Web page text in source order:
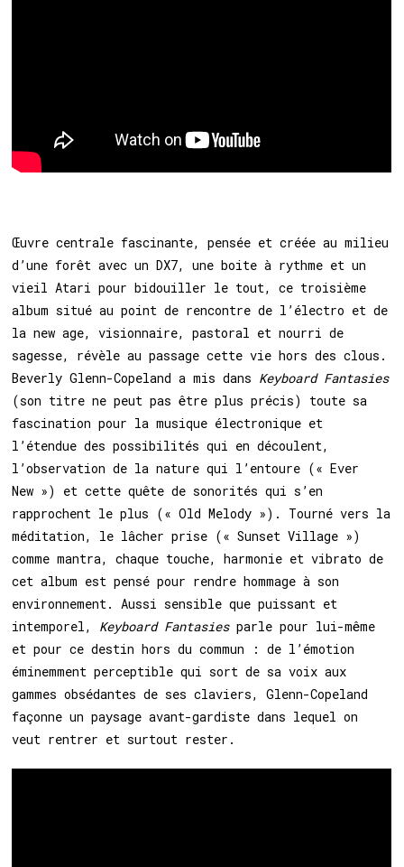
Œuvre centrale fascinante, pensée et créée au milieu
d’une forêt avec un DX7, une boite à rythme et un
vieil Atari pour bidouiller le tout, ce troisième
album situé au point de rencontre de l’électro et de
la new age, visionnaire, pastoral et nourri de
sagesse, révèle au passage cette vie hors des clous.
Beverly Glenn-Copeland a mis dans Keyboard Fantasies
(son titre ne peut pas être plus précis) toute sa
fascination pour la musique électronique et
l’étendue des possibilités qui en découlent,
l’observation de la nature qui l’entoure (« Ever
New ») et cette quête de sonorités qui s’en
rapprochent le plus (« Old Melody »). Tourné vers la
méditation, le lâcher prise (« Sunset Village »)
comme mantra, chaque touche, harmonie et vibrato de
cet album est pensé pour rendre hommage à son
environnement. Aussi sensible que puissant et
intemporel, Keyboard Fantasiesparle pour lui-même
et pour ce destin hors du commun : de l’émotion
éminemment perceptible qui sort de sa voix aux
gammes obsédantes de ses claviers, Glenn-Copeland
façonne un paysage avant-gardiste dans lequel on
veut rentrer et surtout rester.